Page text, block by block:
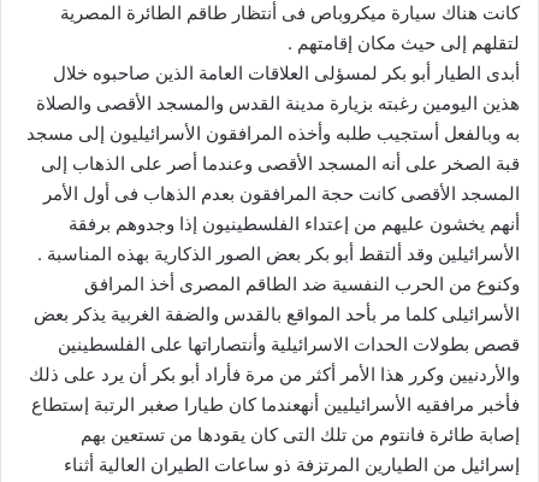
كانت هناك سيارة ميكروباص فى أنتظار طاقم الطائرة المصرية
لتقلهم إلى حيث مكان إقامتهم .
أبدى الطيار أبو بكر لمسؤلى العلاقات العامة الذين صاحبوه خلال
هذين اليومين رغبته بزيارة مدينة القدس والمسجد الأقصى والصلاة
به وبالفعل أستجيب طلبه وأخذه المرافقون الأسرائيليون إلى مسجد
قبة الصخر على أنه المسجد الأقصى وعندما أصر على الذهاب إلى
المسجد الأقصى كانت حجة المرافقون بعدم الذهاب فى أول الأمر
أنهم يخشون عليهم من إعتداء الفلسطينيون إذا وجدوهم برفقة
الأسرائيلين وقد ألتقط أبو بكر بعض الصور الذكارية بهذه المناسبة .
وكنوع من الحرب النفسية ضد الطاقم المصرى أخذ المرافق
الأسرائيلى كلما مر بأحد المواقع بالقدس والضفة الغربية يذكر بعض
قصص بطولات الحدات الاسرائيلية وأنتصاراتها على الفلسطينين
والأردنيين وكرر هذا الأمر أكثر من مرة فأراد أبو بكر أن يرد على ذلك
فأخبر مرافقيه الأسرائيليين أنهعندما كان طيارا صغبر الرتبة إستطاع
إصابة طائرة فانتوم من تلك التى كان يقودها من تستعين بهم
إسرائيل من الطيارين المرتزفة ذو ساعات الطيران العالية أثناء